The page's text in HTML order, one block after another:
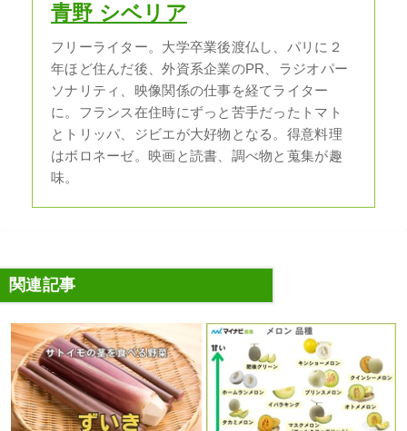
青野 シベリア
フリーライター。大学卒業後渡仏し、パリに２
年ほど住んだ後、外資系企業のPR、ラジオパー
ソナリティ、映像関係の仕事を経てライター
に。フランス在住時にずっと苦手だったトマト
とトリッパ、ジビエが大好物となる。得意料理
はボロネーゼ。映画と読書、調べ物と蒐集が趣
味。
関連記事